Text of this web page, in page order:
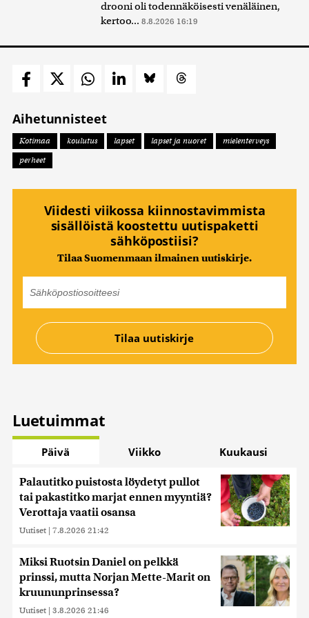
drooni oli todennäköisesti venäläinen,
kertoo... 8.8.2026 16:19
Aihetunnisteet
Kotimaa koulutus lapset lapset ja nuoret
mielenterveys
perheet
Viidesti viikossa kiinnostavimmista
sisällöistä koostettu uutispaketti
sähköpostiisi?
Tilaa Suomenmaan ilmainen uutiskirje.
Luetuimmat
Päivä Viikko Kuukausi
Palautitko puistosta löydetyt pullot
tai pakastitko marjat ennen myyntiä?
Verottaja vaatii osansa
Uutiset | 7.8.2026 21:42
Miksi Ruotsin Daniel on pelkkä
prinssi, mutta Norjan Mette-Marit on
kruununprinsessa?
Uutiset | 3.8.2026 21:46